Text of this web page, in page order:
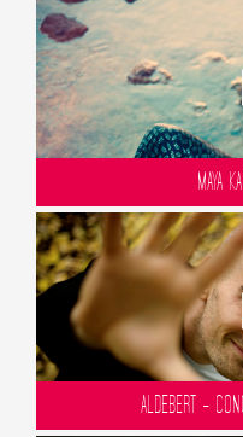
MAYA
ALDEBERT -